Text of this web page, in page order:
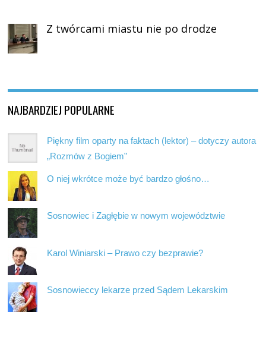
Z twórcami miastu nie po drodze
NAJBARDZIEJ POPULARNE
Piękny film oparty na faktach (lektor) – dotyczy autora
„Rozmów z Bogiem”
O niej wkrótce może być bardzo głośno…
Sosnowiec i Zagłębie w nowym województwie
Karol Winiarski – Prawo czy bezprawie?
Sosnowieccy lekarze przed Sądem Lekarskim